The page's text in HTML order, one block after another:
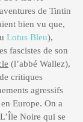
de Tintin
bien vu que,
Lotus Bleu),
fascistes de son
(l’abbé Wallez),
critiques
agressifs
Europe. On a
Noire qui se